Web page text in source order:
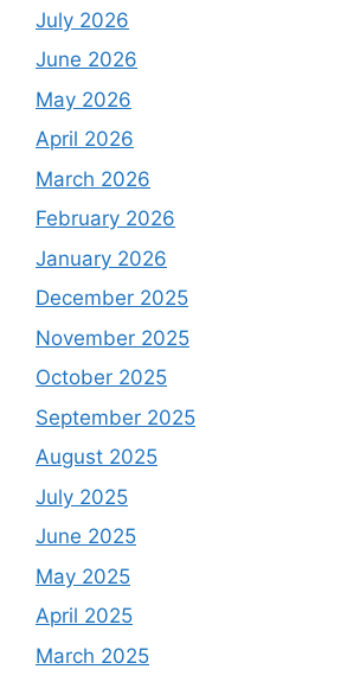
July 2026
June 2026
May 2026
April 2026
March 2026
February 2026
January 2026
December 2025
November 2025
October 2025
September 2025
August 2025
July 2025
June 2025
May 2025
April 2025
March 2025